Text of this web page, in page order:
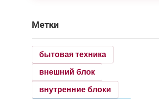
Метки
бытовая техника
внешний блок
внутренние блоки